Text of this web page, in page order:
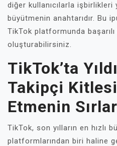
diğer kullanıcılarla
büyütmenin anahtarıdır. Bu
TikTok platformunda
oluşturabilirsiniz.
TikTok’ta
Takipçi
Etmenin
TikTok, son yılların en hızlı
platformlarından biri haline